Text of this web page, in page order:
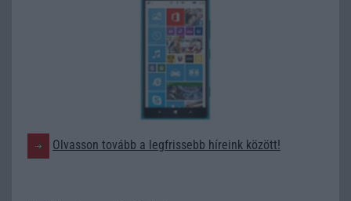
Olvasson tovább a legfrissebb híreink között!